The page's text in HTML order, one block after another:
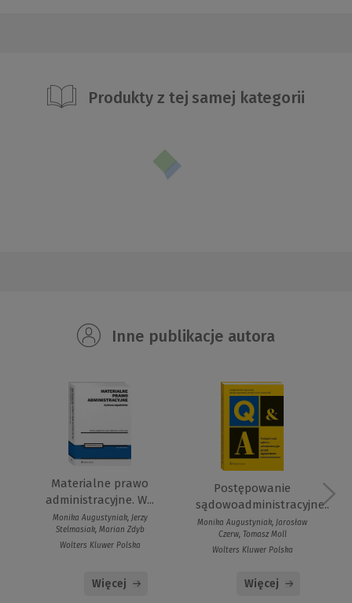
Produkty z tej samej kategorii
Inne publikacje autora
Materialne prawo
administracyjne. W...
Monika Augustyniak, Jerzy
Stelmasiak, Marian Zdyb
Wolters Kluwer Polska
Więcej
Postępowanie
sądowoadministracyjne....
Monika Augustyniak, Jarosław
Czerw, Tomasz Moll
Wolters Kluwer Polska
Więcej